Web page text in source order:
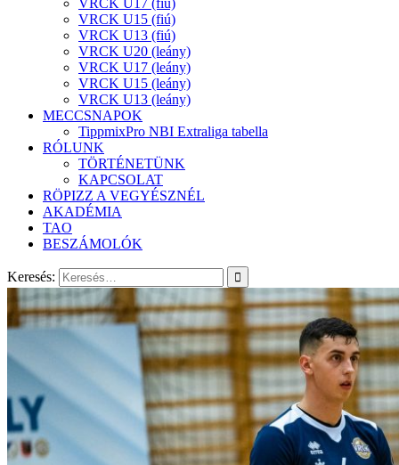
VRCK U17 (fiú)
VRCK U15 (fiú)
VRCK U13 (fiú)
VRCK U20 (leány)
VRCK U17 (leány)
VRCK U15 (leány)
VRCK U13 (leány)
MECCSNAPOK
TippmixPro NBI Extraliga tabella
RÓLUNK
TÖRTÉNETÜNK
KAPCSOLAT
RÖPIZZ A VEGYÉSZNÉL
AKADÉMIA
TAO
BESZÁMOLÓK
Keresés: